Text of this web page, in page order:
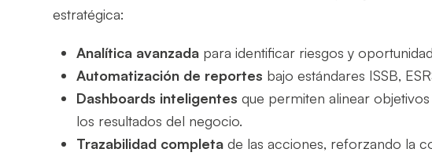
estratégica:
Analítica avanzada para identificar riesgos y
Automatización de reportes bajo estándares ISSB,
Dashboards inteligentes que permiten alinear
los resultados del negocio.
Trazabilidad completa de las acciones, reforzando la